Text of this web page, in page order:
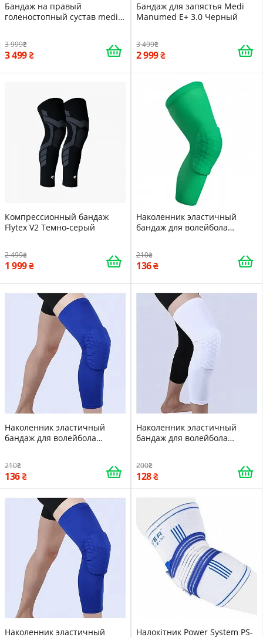
Бандаж на правый
голеностопный сустав medi
3 999
3 499
Бандаж для запястья Medi
Manumed E+ 3.0 Черный
3 499
2 999
Компрессионный бандаж
Flytex V2 Темно-серый
2 499
1 999
Наколенник эластичный
бандаж для волейбола
210
136
Наколенник эластичный
бандаж для волейбола
210
136
Наколенник эластичный
бандаж для волейбола
200
128
Наколенник эластичный
Налокітник Power System PS-